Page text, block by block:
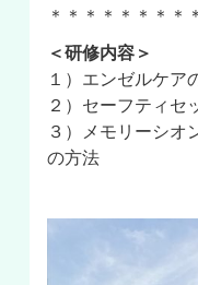
＊＊＊＊＊＊＊＊
＜研修内容＞
１）エンゼルケア
２）セーフティセ
３）メモリーシオ
の方法